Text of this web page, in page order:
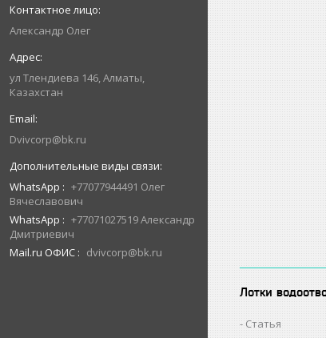
Александр Олег
ул Тлендиева 146, Алматы,
Казахстан
Dvivcorp@bk.ru
WhatsApp
+77077944491 Олег
Вячеславович
WhatsApp
+77071027519 Александр
Дмитриевич
Mail.ru ОФИС
dvivcorp@bk.ru
Лотки
Статья